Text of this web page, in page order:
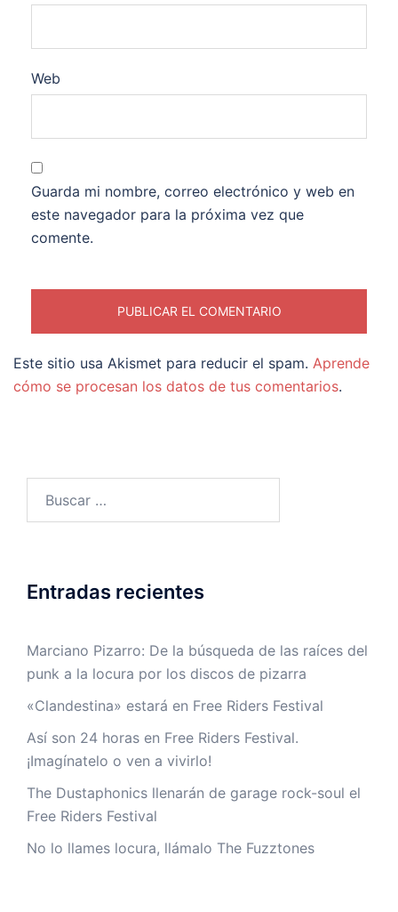
Web
Guarda mi nombre, correo electrónico y web en
este navegador para la próxima vez que
comente.
Este sitio usa Akismet para reducir el spam. Aprende
cómo se procesan los datos de tus comentarios.
Entradas recientes
Marciano Pizarro: De la búsqueda de las raíces del
punk a la locura por los discos de pizarra
«Clandestina» estará en Free Riders Festival
Así son 24 horas en Free Riders Festival.
¡Imagínatelo o ven a vivirlo!
The Dustaphonics llenarán de garage rock-soul el
Free Riders Festival
No lo llames locura, llámalo The Fuzztones